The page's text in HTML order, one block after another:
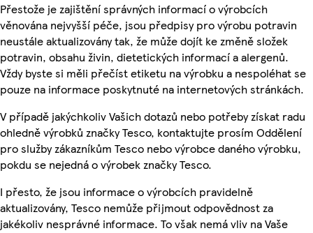
Přestože je zajištění správných informací o výrobcích
věnována nejvyšší péče, jsou předpisy pro výrobu potravin
neustále aktualizovány tak, že může dojít ke změně složek
potravin, obsahu živin, dietetických informací a alergenů.
Vždy byste si měli přečíst etiketu na výrobku a nespoléhat se
pouze na informace poskytnuté na internetových stránkách.
V případě jakýchkoliv Vašich dotazů nebo potřeby získat radu
ohledně výrobků značky Tesco, kontaktujte prosím Oddělení
pro služby zákazníkům Tesco nebo výrobce daného výrobku,
pokdu se nejedná o výrobek značky Tesco.
I přesto, že jsou informace o výrobcích pravidelně
aktualizovány, Tesco nemůže přijmout odpovědnost za
jakékoliv nesprávné informace. To však nemá vliv na Vaše